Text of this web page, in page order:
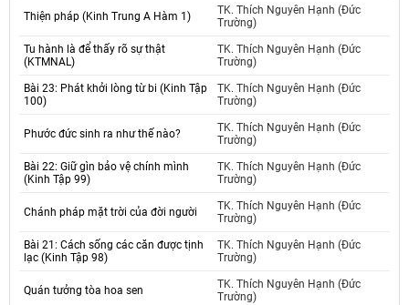
Thiện pháp (Kinh Trung A Hàm 1)
TK. Thích Nguyên Hạnh (Đức
Trường)
Tu hành là để thấy rõ sự thật
(KTMNAL)
TK. Thích Nguyên Hạnh (Đức
Trường)
Bài 23: Phát khởi lòng từ bi (Kinh Tập
100)
TK. Thích Nguyên Hạnh (Đức
Trường)
Phước đức sinh ra như thế nào?
TK. Thích Nguyên Hạnh (Đức
Trường)
Bài 22: Giữ gìn bảo vệ chính mình
(Kinh Tập 99)
TK. Thích Nguyên Hạnh (Đức
Trường)
Chánh pháp mặt trời của đời người
TK. Thích Nguyên Hạnh (Đức
Trường)
Bài 21: Cách sống các căn được tịnh
lạc (Kinh Tập 98)
TK. Thích Nguyên Hạnh (Đức
Trường)
Quán tưởng tòa hoa sen
TK. Thích Nguyên Hạnh (Đức
Trường)